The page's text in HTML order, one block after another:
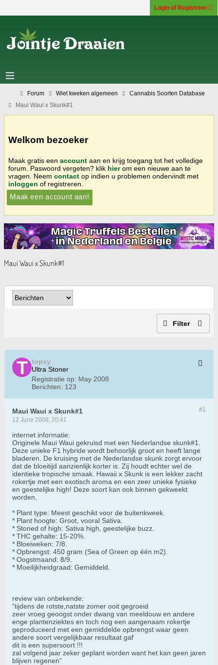
Login of Registreer
Forum Wiet kweken algemeen
Cannabis Soorten Database
Maui Waui x Skunk#1
Welkom bezoeker
Maak gratis een account aan en krijg toegang tot het volledige
forum. Paswoord vergeten? klik hierom een nieuwe aan te
vragen. Neem contact op indien u problemen ondervindt met
inloggen of registreren.
Maak een account aan!
Maui Waui x Skunk#1
Filter
topsy
Ultra Stoner
Registratie op: May 2008
Berichten: 123
#1
Maui Waui x Skunk#1
12 June 2008, 20:41
internet informatie:
Originele Maui Waui gekruisd met een Nederlandse skunk#1.
Deze unieke F1 hybride wordt behoorlijk groot en heeft lange
bladeren. De kruising met de Nederlandse skunk zorgt ervoor
dat de bloeitijd aanzienlijk korter is. Zij houdt echter wel de
identieke tropische smaak. Hawaii x Skunk is een lekker zacht
rokertje met een exotisch aroma en een zeer unieke fysieke
en geestelijke high! Deze soort kan ook binnen gekweekt
worden.
* Plant type: Meest geschikt voor de buitenkweek.
* Plant hoogte: Groot, vooral Sativa.
* Stoned of high: Sativa high, geestelijke buzz.
* THC gehalte: 15-20%.
* Bloeiweken: 7/8.
* Opbrengst: 450 gram (Sea of Green op één m2).
* Oogstmaand: 8/9.
* Moeilijkheidgraad: Gemiddeld.
review van onbekende:
“tijdens de rotste,natste zomer ooit gegroeid
zeer vroeg geoogst onder dwang van meeldouw en andere
enge plantenziektes en toch nog een aangenaam rokertje
geproduceerd met een gemiddelde opbrengst waar geen
andere soort vergelijkbaar resultaat gaf
dit is een supersoort !!!
zal volgend jaar zeker geplant worden want het kan geen jaren
blijven regenen”